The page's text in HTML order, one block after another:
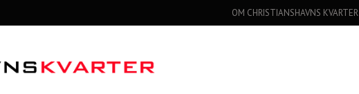
OM CHRISTIANSHAVNS KVARTER